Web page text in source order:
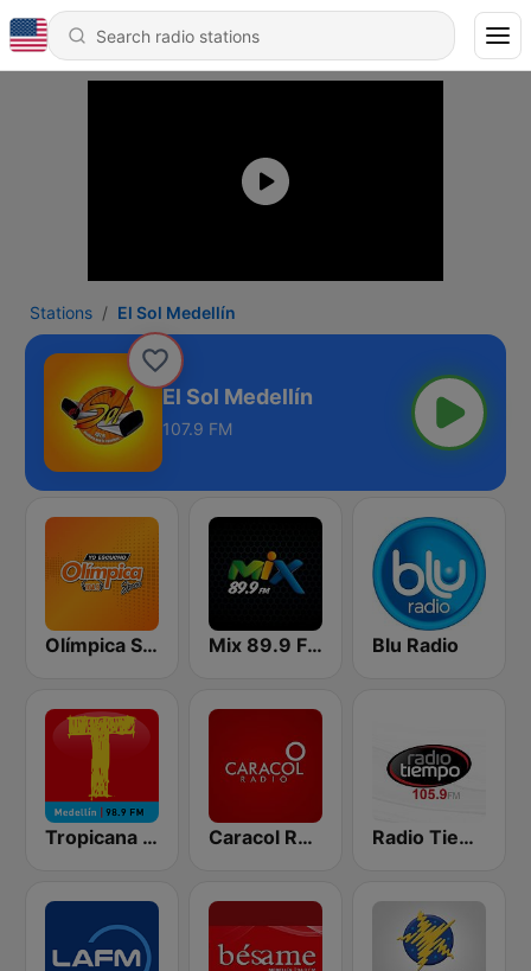
Stations El Sol Medellín
El Sol Medellín
107.9 FM
Olímpica Stereo - Medellín 104.9 FM Mix 89.9 FM Medellin Blu Radio
Tropicana Medellín Caracol Radio Radio Tiempo Medellín